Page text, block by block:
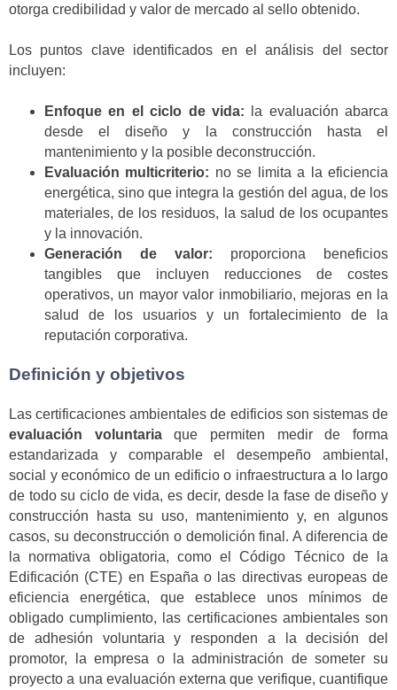
otorga credibilidad y valor de mercado al sello obtenido.
Los puntos clave identificados en el análisis del sector
incluyen:
Enfoque en el ciclo de vida: la evaluación abarca
desde el diseño y la construcción hasta el
mantenimiento y la posible deconstrucción.
Evaluación multicriterio: no se limita a la eficiencia
energética, sino que integra la gestión del agua, de los
materiales, de los residuos, la salud de los ocupantes
y la innovación.
Generación de valor: proporciona beneficios
tangibles que incluyen reducciones de costes
operativos, un mayor valor inmobiliario, mejoras en la
salud de los usuarios y un fortalecimiento de la
reputación corporativa.
Definición y objetivos
Las certificaciones ambientales de edificios son sistemas de
evaluación voluntariaque permiten medir de forma
estandarizada y comparable el desempeño ambiental,
social y económico de un edificio o infraestructura a lo largo
de todo su ciclo de vida, es decir, desde la fase de diseño y
construcción hasta su uso, mantenimiento y, en algunos
casos, su deconstrucción o demolición final. A diferencia de
la normativa obligatoria, como el Código Técnico de la
Edificación (CTE) en España o las directivas europeas de
eficiencia energética, que establece unos mínimos de
obligado cumplimiento, las certificaciones ambientales son
de adhesión voluntaria y responden a la decisión del
promotor, la empresa o la administración de someter su
proyecto a una evaluación externa que verifique, cuantifique